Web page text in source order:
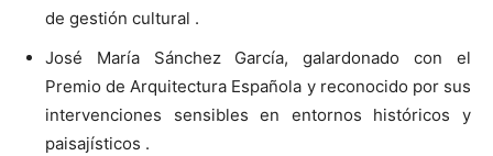
de gestión cultural .
José María Sánchez García, galardonado con el
Premio de Arquitectura Española y reconocido por sus
intervenciones sensibles en entornos históricos y
paisajísticos .